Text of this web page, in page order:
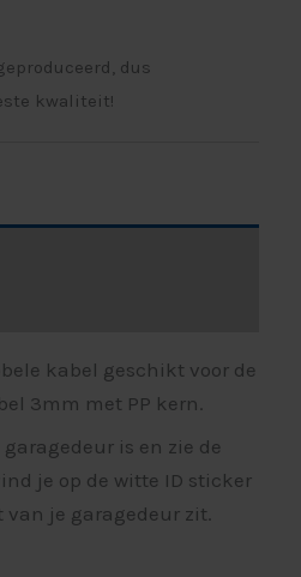
dus
kwaliteit!
kabel geschikt voor de
3mm met PP kern.
is en zie de
je op de witte ID sticker
je garagedeur zit.